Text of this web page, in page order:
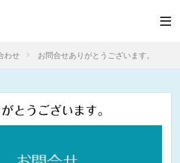
わせ お問合せありがとうございます。
とうございます。